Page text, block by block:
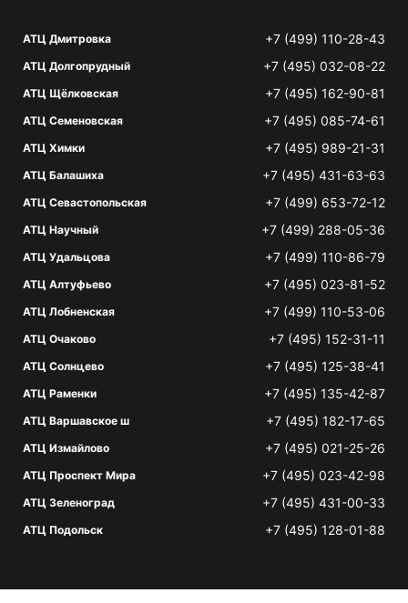
АТЦ Дмитровка +7 (499) 110-28-43
АТЦ Долгопрудный +7 (495) 032-08-22
АТЦ Щёлковская +7 (495) 162-90-81
АТЦ Семеновская +7 (495) 085-74-61
АТЦ Химки +7 (495) 989-21-31
АТЦ Балашиха +7 (495) 431-63-63
АТЦ Севастопольская +7 (499) 653-72-12
АТЦ Научный +7 (499) 288-05-36
АТЦ Удальцова +7 (499) 110-86-79
АТЦ Алтуфьево +7 (495) 023-81-52
АТЦ Лобненская +7 (499) 110-53-06
АТЦ Очаково +7 (495) 152-31-11
АТЦ Солнцево +7 (495) 125-38-41
АТЦ Раменки +7 (495) 135-42-87
АТЦ Варшавское ш +7 (495) 182-17-65
АТЦ Измайлово +7 (495) 021-25-26
АТЦ Проспект Мира +7 (495) 023-42-98
АТЦ Зеленоград +7 (495) 431-00-33
АТЦ Подольск +7 (495) 128-01-88